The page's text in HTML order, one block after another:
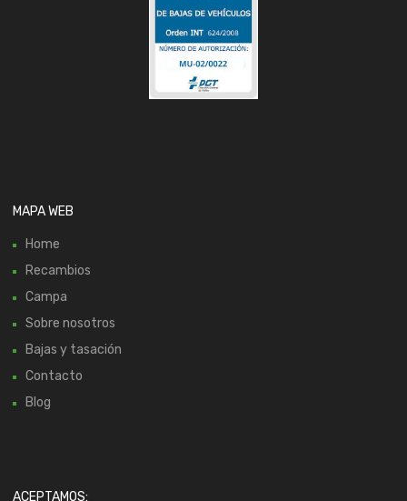
MAPA WEB
Home
Recambios
Campa
Sobre nosotros
Bajas y tasación
Contacto
Blog
ACEPTAMOS: